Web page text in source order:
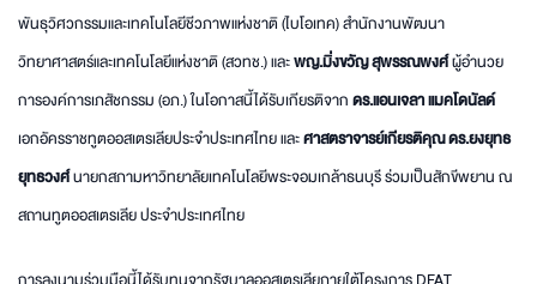
พันธุวิศวกรรมและเทคโนโลยีชีวภาพแห่งชาติ (ไบโอเทค) สำนักงานพัฒนา
วิทยาศาสตร์และเทคโนโลยีแห่งชาติ (สวทช.) และพญ.มิ่งขวัญ สุพรรณพงศ์ผู้อำนวย
การองค์การเภสัชกรรม (อภ.) ในโอกาสนี้ได้รับเกียรติจากดร.แอนเจลา แมคโดนัลด์
เอกอัครราชทูตออสเตรเลียประจำประเทศไทย และศาสตราจารย์เกียรติคุณ ดร.ยงยุทธ
ยุทธวงศ์นายกสภามหาวิทยาลัยเทคโนโลยีพระจอมเกล้าธนบุรี ร่วมเป็นสักขีพยาน ณ
สถานทูตออสเตรเลีย ประจำประเทศไทย